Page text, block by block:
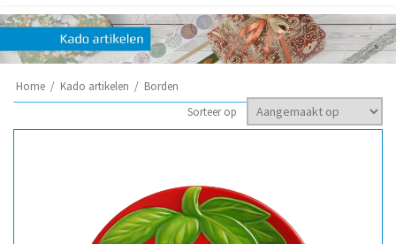
Home / Kado artikelen / Borden
Sorteer op